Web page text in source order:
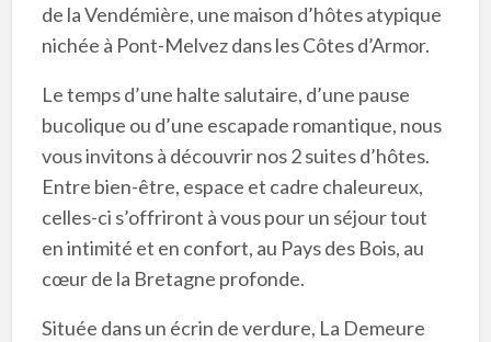
de la Vendémière, une maison d’hôtes atypique
nichée à Pont-Melvez dans les Côtes d’Armor.
Le temps d’une halte salutaire, d’une pause
bucolique ou d’une escapade romantique, nous
vous invitons à découvrir nos 2 suites d’hôtes.
Entre bien-être, espace et cadre chaleureux,
celles-ci s’offriront à vous pour un séjour tout
en intimité et en confort, au Pays des Bois, au
cœur de la Bretagne profonde.
Située dans un écrin de verdure, La Demeure